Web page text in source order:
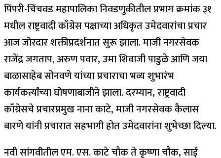
पिंपरी-चिंचवड महापालिका निवडणुकीतील प्रभाग क्रमांक ३१
मधील राष्ट्रवादी काँग्रेस पक्षाच्या अधिकृत उमेदवारांचा प्रचार
आज जोरदार शक्तीप्रदर्शनात सुरू झाला. माजी नगरसेवक
राजेंद्र जगताप, अरुण पवार, उमा शिवाजी पाडुळे आणि जया
बाळासाहेब सोनवणे यांच्या प्रचाराचा भव्य शुभारंभ
कार्यकर्त्यांच्या घोषणाबाजीने झाला. दरम्यान, राष्ट्रवादी
काँग्रेसचे प्रचारप्रमुख नाना काटे, माजी नगरसेवक कैलास
बारणे यांनी प्रचारात सहभागी होत उमेदवारांना शुभेच्छा दिल्या.
नवी सांगवीतील एम. एस. काटे चौक ते कृष्णा चौक, साई